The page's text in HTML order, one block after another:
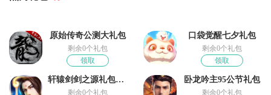
原始传奇公测大礼包
剩余0个礼包
领取
口袋觉醒七夕礼包
剩余0个礼包
领取
轩辕剑剑之源礼包领取
剩余0个礼包
卧龙吟主95公节礼包
剩余0个礼包